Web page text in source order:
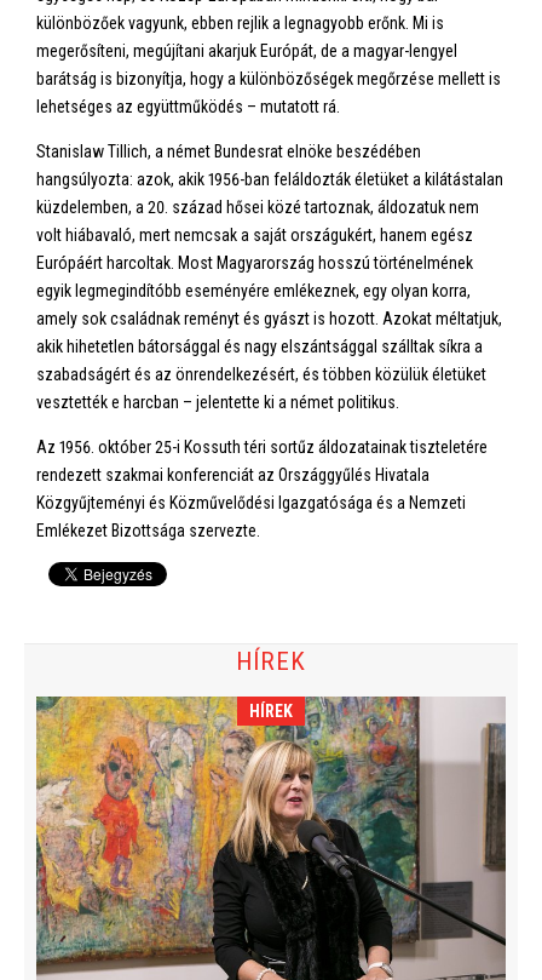
különbözőek vagyunk, ebben rejlik a legnagyobb erőnk. Mi is
megerősíteni, megújítani akarjuk Európát, de a magyar-lengyel
barátság is bizonyítja, hogy a különbözőségek megőrzése mellett is
lehetséges az együttműködés – mutatott rá.
Stanislaw Tillich, a német Bundesrat elnöke beszédében
hangsúlyozta: azok, akik 1956-ban feláldozták életüket a kilátástalan
küzdelemben, a 20. század hősei közé tartoznak, áldozatuk nem
volt hiábavaló, mert nemcsak a saját országukért, hanem egész
Európáért harcoltak. Most Magyarország hosszú történelmének
egyik legmegindítóbb eseményére emlékeznek, egy olyan korra,
amely sok családnak reményt és gyászt is hozott. Azokat méltatjuk,
akik hihetetlen bátorsággal és nagy elszántsággal szálltak síkra a
szabadságért és az önrendelkezésért, és többen közülük életüket
vesztették e harcban – jelentette ki a német politikus.
Az 1956. október 25-i Kossuth téri sortűz áldozatainak tiszteletére
rendezett szakmai konferenciát az Országgyűlés Hivatala
Közgyűjteményi és Közművelődési Igazgatósága és a Nemzeti
Emlékezet Bizottsága szervezte.
HÍREK
HÍREK